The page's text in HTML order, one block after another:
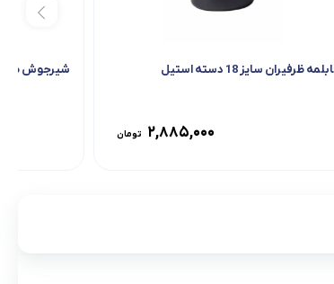
ظرفیران سایز 18 دسته استیل
۲,۸۸۵,۰۰۰ تومان
شیرجوش